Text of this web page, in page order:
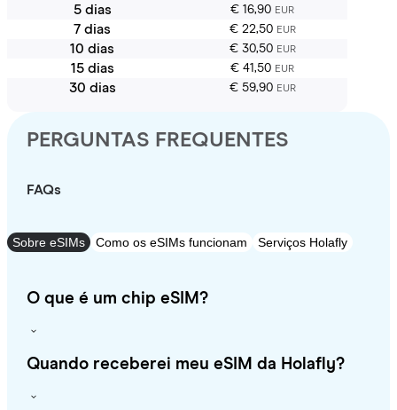
5 dias € 16,90 EUR
7 dias € 22,50 EUR
10 dias € 30,50 EUR
15 dias € 41,50 EUR
30 dias € 59,90 EUR
PERGUNTAS FREQUENTES
FAQs
Sobre eSIMs Como os eSIMs funcionam Serviços Holafly
O que é um chip eSIM?
Quando receberei meu eSIM da Holafly?